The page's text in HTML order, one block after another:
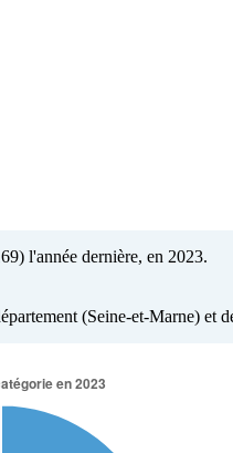
l'année dernière, en 2023.
(Seine-et-Marne) et